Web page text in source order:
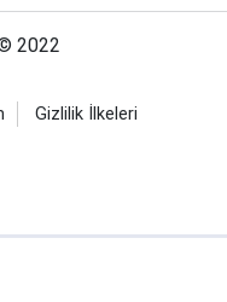
2022
Gizlilik İlkeleri